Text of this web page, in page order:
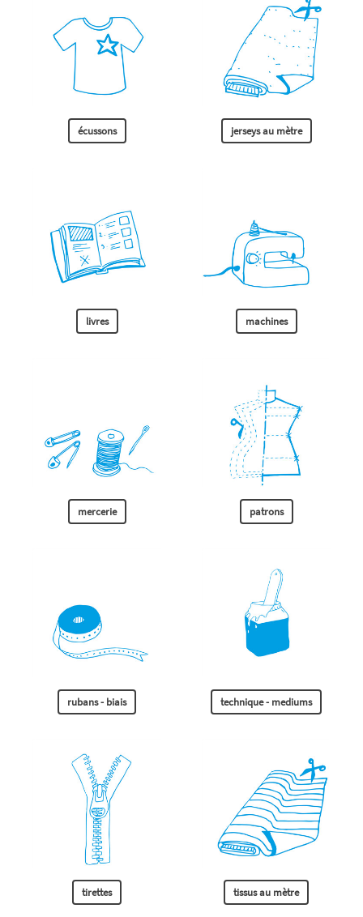
écussons jerseys au mètre
livres machines
mercerie patrons
rubans - biais technique - mediums
tirettes tissus au mètre